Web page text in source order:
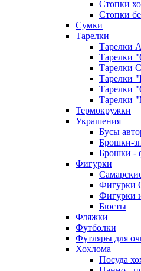
Стопки
Стопки
Сумки
Тарелки
Тарелки
Тарелки
Тарелки
Тарелки
Тарелки
Тарелки
Термокружки
Украшения
Бусы
Брошки-
Брошки -
Фигурки
Фигурки
Фигурки
Бюсты
Фляжки
Футболки
Футляры для
Хохлома
Посуда